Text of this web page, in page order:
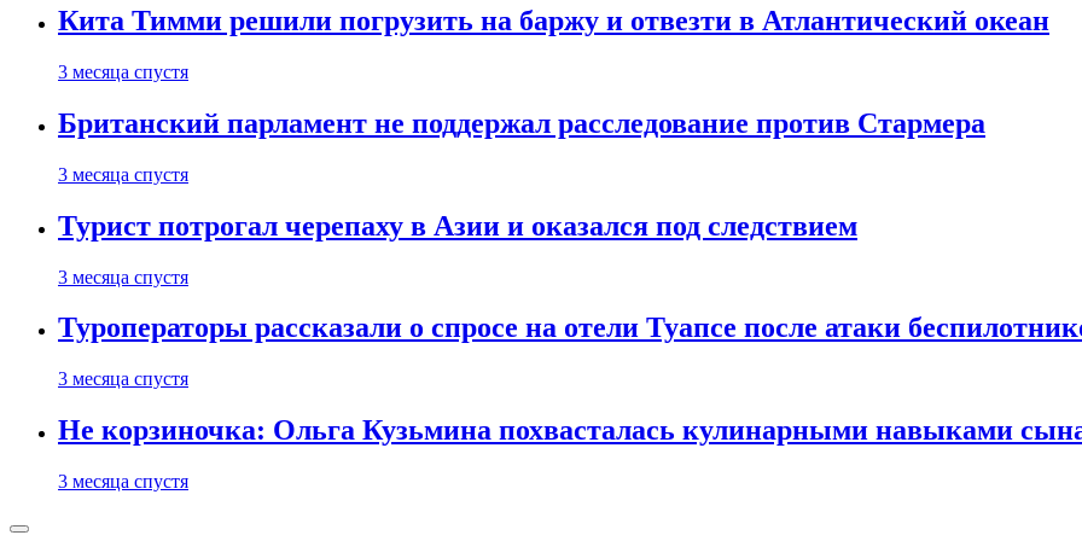
Кита Тимми решили погрузить на баржу и отвезти в Атлантический океан
3 месяца спустя
Британский парламент не поддержал расследование против Стармера
3 месяца спустя
Турист потрогал черепаху в Азии и оказался под следствием
3 месяца спустя
Туроператоры рассказали о спросе на отели Туапсе после атаки
3 месяца спустя
Не корзиночка: Ольга Кузьмина похвасталась кулинарными навыками
3 месяца спустя